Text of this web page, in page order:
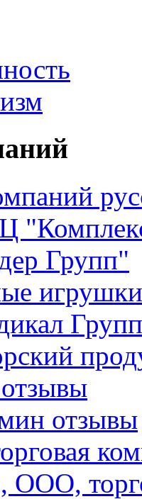
Групп"
игрушки
Групп
отзывы
ООО,